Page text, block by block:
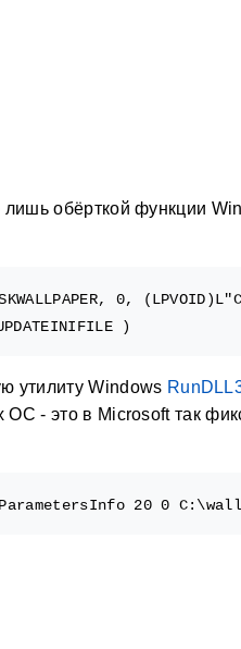
лишь обёрткой функции
0,
утилиту Windows
- это в Microsoft так